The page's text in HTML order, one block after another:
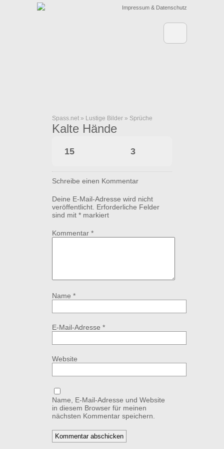
Impressum & Datenschutz
Spass.net » Lustige Bilder » Sprüche
Kalte Hände
15 3
Schreibe einen Kommentar
Deine E-Mail-Adresse wird nicht
veröffentlicht. Erforderliche Felder
sind mit * markiert
Kommentar *
Name *
E-Mail-Adresse *
Website
Name, E-Mail-Adresse und Website
in diesem Browser für meinen
nächsten Kommentar speichern.